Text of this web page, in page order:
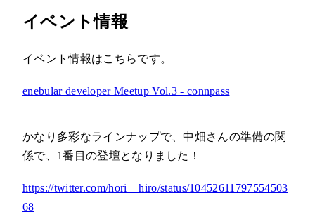
イベント情報
イベント情報はこちらです。
enebular developer Meetup Vol.3 - connpass
かなり多彩なラインナップで、中畑さんの準備の関
係で、1番目の登壇となりました！
https://twitter.com/hori__hiro/status/10452611797554503
68